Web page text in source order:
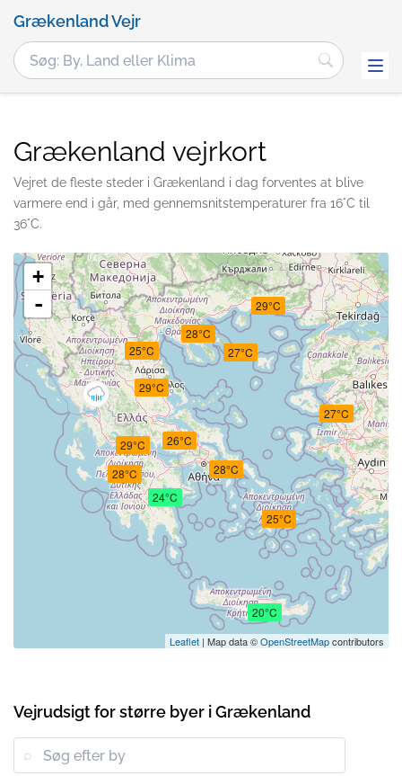
Grækenland Vejr
Grækenland vejrkort
Vejret de fleste steder i Grækenland i dag forventes at blive
varmere end i går, med gennemsnitstemperaturer fra 16°C til
36°C.
28°C
29°C
28°C
29°C
20°C
27°C
25°C 27°C
24°C
26°C
29°C
28°C
25°C
+
-
Leaflet | Map data ©OpenStreetMapcontributors
Vejrudsigt for større byer i Grækenland